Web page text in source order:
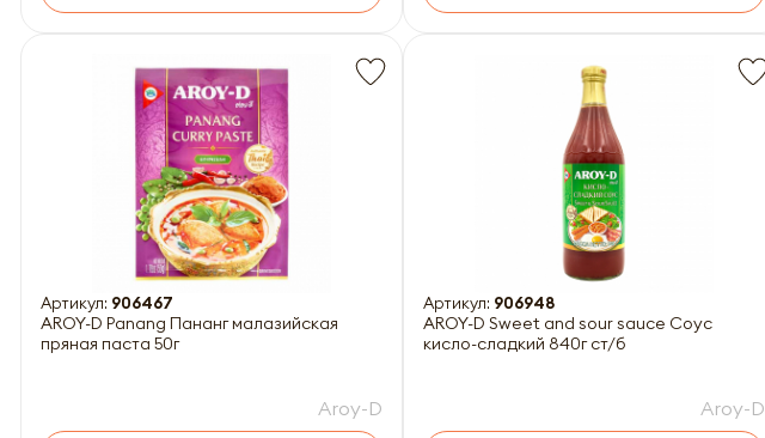
Артикул: 906467
AROY-D Panang Пананг малазийская
пряная паста 50г
Aroy-D
Артикул: 906948
AROY-D Sweet and sour sauce Соус
кисло-сладкий 840г ст/б
Aroy-D